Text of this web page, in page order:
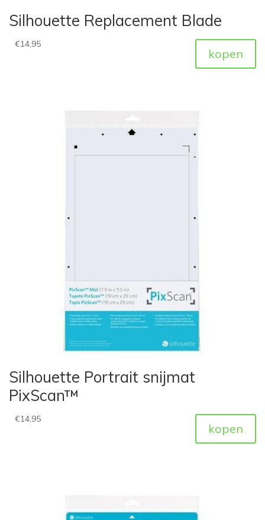
Silhouette Replacement Blade
€14,95
kopen
Silhouette Portrait snijmat
PixScan™
€14,95
kopen